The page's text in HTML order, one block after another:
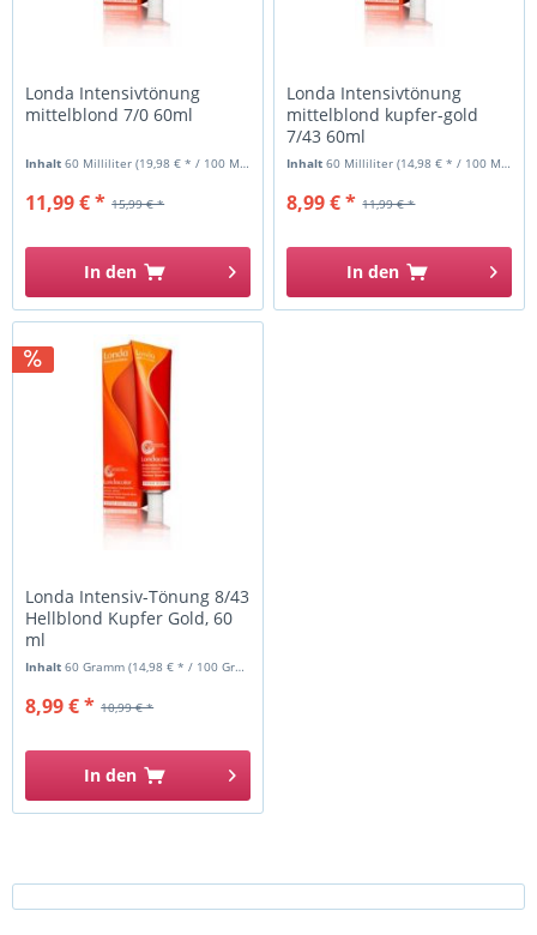
Londa Intensivtönung
mittelblond 7/0 60ml
Inhalt60 Milliliter(19,98 € * / 100 Milliliter)
15,99 € *
11,99 € *
In den
Londa Intensivtönung
mittelblond kupfer-gold
7/43 60ml
Inhalt60 Milliliter(14,98 € * / 100 Milliliter)
11,99 € *
8,99 € *
In den
Londa Intensiv-Tönung 8/43
Hellblond Kupfer Gold, 60
ml
Inhalt60 Gramm(14,98 € * / 100 Gramm)
10,99 € *
8,99 € *
In den